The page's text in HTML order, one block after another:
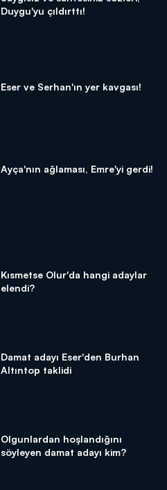
Duygu'yu çıldırttı!
Eser ve Serhan'ın yer kavgası!
Ayça'nın ağlaması, Emre'yi gerdi!
Kısmetse Olur'da hangi adaylar
elendi?
Damat adayı Eser'den Burhan
Altıntop taklidi
Olgunlardan hoşlandığını
söyleyen damat adayı kim?